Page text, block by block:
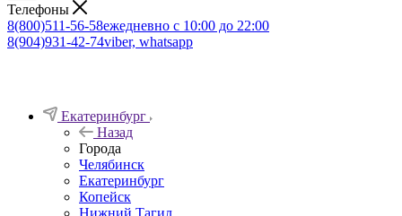
Телефоны
8(800)511-56-58ежедневно с 10:00 до 22:00
8(904)931-42-74viber, whatsapp
Екатеринбург
Назад
Города
Челябинск
Екатеринбург
Копейск
Нижний Тагил